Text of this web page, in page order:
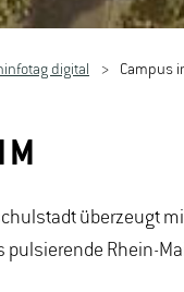
digital Campus
überzeugt
Rhein-